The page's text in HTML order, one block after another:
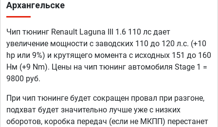
Архангельске
Чип тюнинг Renault Laguna III 1.6 110 лс дает
увеличение мощности с заводских 110 до 120 л.с. (+10
hp или 9%) и крутящего момента с исходных 151 до 160
Нм (+9 Nm). Цены на чип тюнинг автомобиля Stage 1 =
9800 руб.
При чип тюнинге будет сокращен провал при разгоне,
подхват будет значительно лучше уже с низких
оборотов, коробка передач (если не МКПП) перестанет